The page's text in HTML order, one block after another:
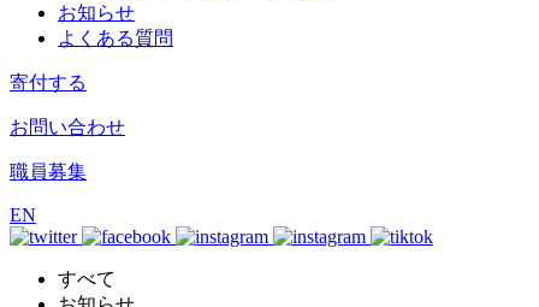
お知らせ
よくある質問
寄付する
お問い合わせ
職員募集
EN
すべて